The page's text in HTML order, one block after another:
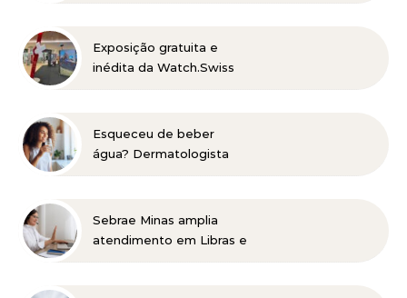
Exposição gratuita e
inédita da Watch.Swiss
Esqueceu de beber
água? Dermatologista
aparecer na pele e alerta
para cuidados em
Sebrae Minas amplia
atendimento em Libras e